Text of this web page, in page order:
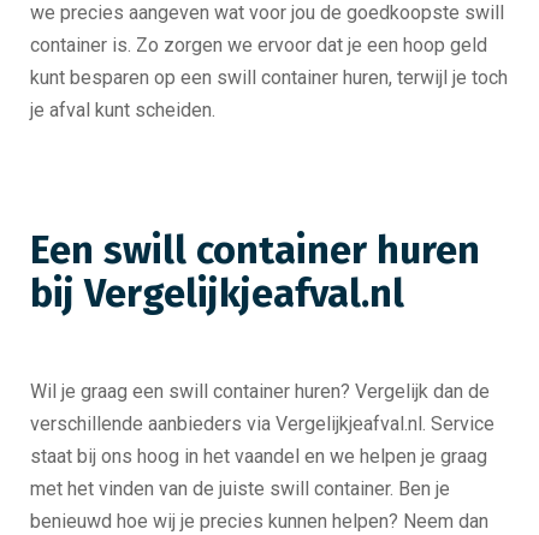
we precies aangeven wat voor jou de goedkoopste swill
container is. Zo zorgen we ervoor dat je een hoop geld
kunt besparen op een swill container huren, terwijl je toch
je afval kunt scheiden.
Een swill container huren
bij Vergelijkjeafval.nl
Wil je graag een swill container huren? Vergelijk dan de
verschillende aanbieders via Vergelijkjeafval.nl. Service
staat bij ons hoog in het vaandel en we helpen je graag
met het vinden van de juiste swill container. Ben je
benieuwd hoe wij je precies kunnen helpen? Neem dan